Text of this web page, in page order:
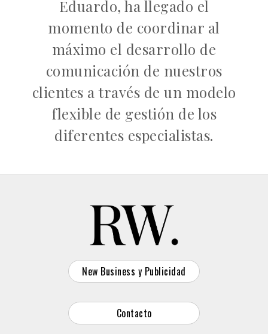
Eduardo, ha llegado el
momento de coordinar al
máximo el desarrollo de
comunicación de nuestros
clientes a través de un modelo
flexible de gestión de los
diferentes especialistas.
New Business y Publicidad
Contacto